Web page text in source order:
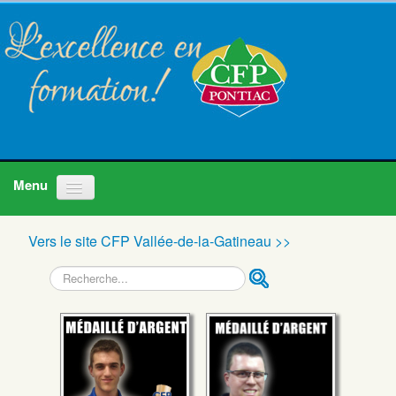
Accueil
Programmes
Nous joindre
Vers le site CFP Vallée-de-la-Gatineau >>
Recherche